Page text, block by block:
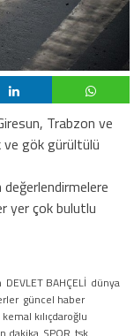
Trabzon ve
ve gök gürültülü
yer çok bulutlu
DEVLET BAHÇELİ dünya
güncel haber
kemal kılıçdaroğlu